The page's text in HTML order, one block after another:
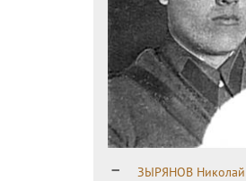
ЗЫРЯНОВ Николай